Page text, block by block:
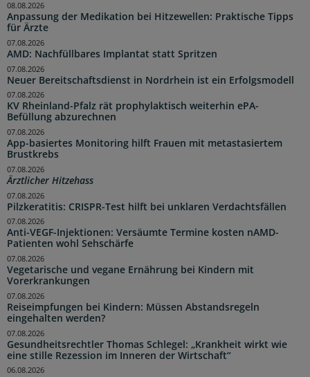
Anpassung der Medikation bei Hitzewellen: Praktische Tipps
für Ärzte
08.08.2026
AMD: Nachfüllbares Implantat statt Spritzen
07.08.2026
Neuer Bereitschaftsdienst in Nordrhein ist ein Erfolgsmodell
07.08.2026
KV Rheinland-Pfalz rät prophylaktisch weiterhin ePA-
Befüllung abzurechnen
07.08.2026
App-basiertes Monitoring hilft Frauen mit metastasiertem
Brustkrebs
07.08.2026
Ärztlicher Hitzehass
07.08.2026
Pilzkeratitis: CRISPR-Test hilft bei unklaren Verdachtsfällen
07.08.2026
Anti-VEGF-Injektionen: Versäumte Termine kosten nAMD-
Patienten wohl Sehschärfe
07.08.2026
Vegetarische und vegane Ernährung bei Kindern mit
Vorerkrankungen
07.08.2026
Reiseimpfungen bei Kindern: Müssen Abstandsregeln
eingehalten werden?
07.08.2026
Gesundheitsrechtler Thomas Schlegel: „Krankheit wirkt wie
eine stille Rezession im Inneren der Wirtschaft“
07.08.2026
06.08.2026